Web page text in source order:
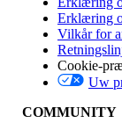
Version
Erklæring
Vilkår for
Cookie-
Uw
COMMUNITY